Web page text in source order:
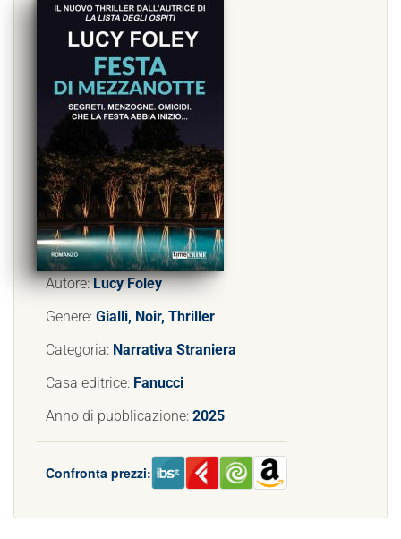
Autore:Lucy Foley
Genere: Gialli, Noir, Thriller
Categoria: Narrativa Straniera
Casa editrice: Fanucci
Anno di pubblicazione: 2025
Confronta prezzi: